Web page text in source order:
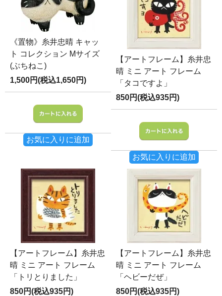
《置物》糸井忠晴 キャッ
ト コレクション Mサイズ
(ぶちねこ)
1,500円(税込1,650円)
お気に入りに追加
【アートフレーム】糸井忠
晴 ミニ アート フレーム
「タコですよ」
850円(税込935円)
お気に入りに追加
【アートフレーム】糸井忠
晴 ミニ アート フレーム
「トリとりました」
850円(税込935円)
【アートフレーム】糸井忠
晴 ミニ アート フレーム
「ヘビーだぜ」
850円(税込935円)